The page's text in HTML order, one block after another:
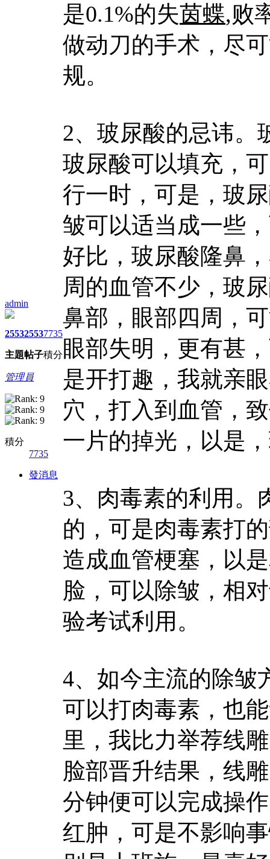
admin
2553
主題
2553
帖子
7735
積分
管理員
積分
7735
發消息
是0.1%的失茵蝶,败
做动刀的手术，尽
规。
2、玻尿酸的忌讳。
玻尿酸可以填充，
行一时，可是，玻
皱可以适当成一些
好比，玻尿酸隆鼻
周的血管不少，玻
鼻部，眼部四周，
眼部失明，更有甚
是开打趣，我就亲
穴，打入到血管，
一片的掉光，以是
3、肉毒素的利用。
的，可是肉毒素打
造成血管梗塞，以
脸，可以除皱，相
验考试利用。
4、如今主流的除
可以打肉毒素，也
里，我比力举荐线
脸部晋升结果，线
分钟便可以完成操
红肿，可是不影响